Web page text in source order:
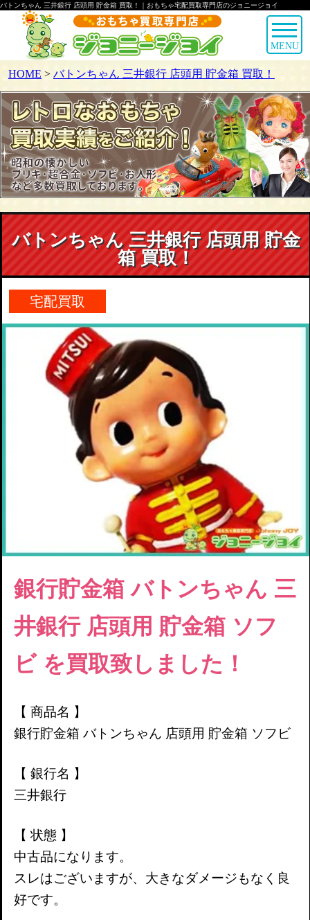
バトンちゃん 三井銀行 店頭用 貯金箱 買取！｜おもちゃ宅配買取専門店のジョニージョイ
MENU
HOME > バトンちゃん 三井銀行 店頭用 貯金箱 買取！
バトンちゃん 三井銀行 店頭用 貯金
箱 買取！
宅配買取
銀行貯金箱バトンちゃん 三
井銀行 店頭用 貯金箱 ソフ
ビ を買取致しました！
【 商品名 】
銀行貯金箱 バトンちゃん 店頭用 貯金箱 ソフビ
【 銀行名 】
三井銀行
【 状態 】
中古品になります。
スレはございますが、大きなダメージもなく良
好です。